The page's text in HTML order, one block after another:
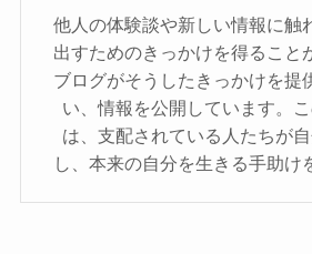
他人の体験談や新しい情報に触
出すためのきっかけを得ること
ブログがそうしたきっかけを提
い、情報を公開しています。
は、支配されている人たちが
し、本来の自分を生きる手助け